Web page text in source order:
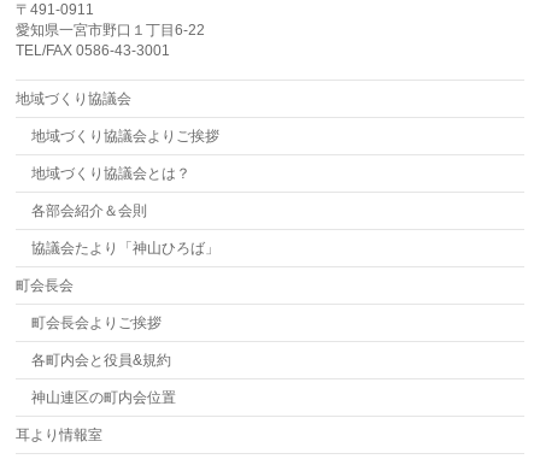
〒491-0911
愛知県一宮市野口１丁目6-22
TEL/FAX 0586-43-3001
地域づくり協議会
地域づくり協議会よりご挨拶
地域づくり協議会とは？
各部会紹介＆会則
協議会たより「神山ひろば」
町会長会
町会長会よりご挨拶
各町内会と役員&規約
神山連区の町内会位置
耳より情報室